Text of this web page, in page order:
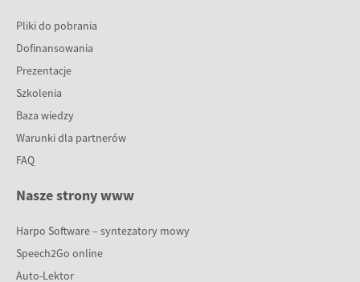
Pliki do pobrania
Dofinansowania
Prezentacje
Szkolenia
Baza wiedzy
Warunki dla partnerów
FAQ
Nasze strony www
Harpo Software – syntezatory mowy
Speech2Go online
Auto-Lektor